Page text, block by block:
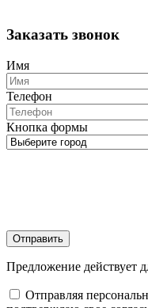
Заказать звонок
Имя
Телефон
Кнопка формы
Отправить
Предложение действует
Отправляя